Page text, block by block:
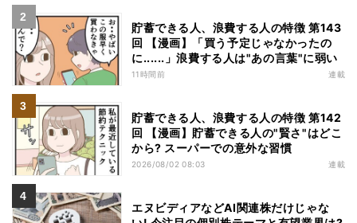
貯蓄できる人、浪費する人の特徴 第143
回 【漫画】「買う予定じゃなかったの
に......」浪費する人は"あの言葉"に弱い
11時間前 連載
貯蓄できる人、浪費する人の特徴 第142
回 【漫画】貯蓄できる人の"賢さ"はどこ
から? スーパーでの意外な習慣
2026/08/02 08:03 連載
エヌビディアなどAI関連株だけじゃな